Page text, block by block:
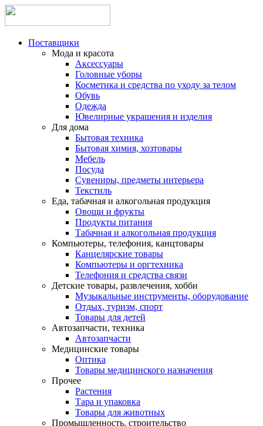
Поставщики
Мода и красота
Аксессуары
Головные уборы
Косметика и средства по уходу за телом
Обувь
Одежда
Ювелирные украшения и изделия
Для дома
Бытовая техника
Бытовая химия, хозтовары
Мебель
Посуда
Сувениры, предметы интерьера
Текстиль
Еда, табачная и алкогольная продукция
Овощи и фрукты
Продукты питания
Табачная и алкогольная продукция
Компьютеры, телефония, канцтовары
Канцелярские товары
Компьютеры и оргтехника
Телефония и средства связи
Детские товары, развлечения, хобби
Музыкальные инструменты, оборудование
Отдых, туризм, спорт
Товары для детей
Автозапчасти, техника
Автозапчасти
Медицинские товары
Оптика
Товары медицинского назначения
Прочее
Растения
Тара и упаковка
Товары для животных
Промышленность, строительство